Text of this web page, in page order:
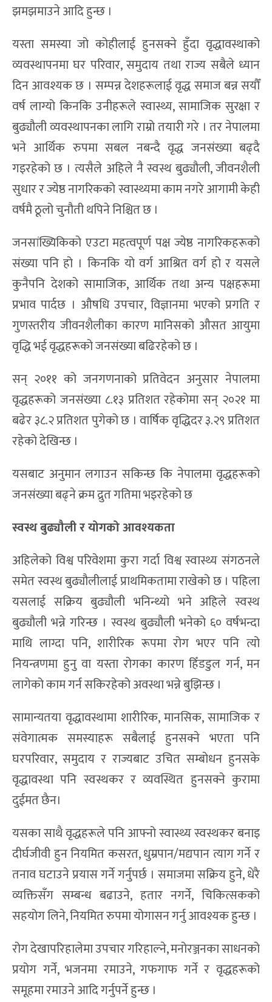
झमझमाउने आदि हुन्छ ।
यस्ता समस्या जो कोहीलाई हुनसक्ने हुँदा वृद्धावस्थाको
व्यवस्थापनमा घर परिवार, समुदाय तथा राज्य सबैले ध्यान
दिन आवश्यक छ । सम्पन्न देशहरूलाई वृद्ध समाज बन्न सयौँ
वर्ष लाग्यो किनकि उनीहरूले स्वास्थ्य, सामाजिक सुरक्षा र
बुढ्यौली व्यवस्थापनका लागि राम्रो तयारी गरे । तर नेपालमा
भने आर्थिक रुपमा सबल नबन्दै वृद्ध जनसंख्या बढ्दै
गइरहेको छ । त्यसैले अहिले नै स्वस्थ बुढ्यौली, जीवनशैली
सुधार र ज्येष्ठ नागरिकको स्वास्थ्यमा काम नगरे आगामी केही
वर्षमै ठूलो चुनौती थपिने निश्चित छ ।
जनसांख्यिकिको एउटा महत्वपूर्ण पक्ष ज्येष्ठ नागरिकहरूको
संख्या पनि हो । किनकि यो वर्ग आश्रित वर्ग हो र यसले
कुनैपनि देशको सामाजिक, आर्थिक तथा अन्य पक्षहरूमा
प्रभाव पार्दछ । औषधि उपचार, विज्ञानमा भएको प्रगति र
गुणस्तरीय जीवनशैलीका कारण मानिसको औसत आयुमा
वृद्धि भई वृद्धहरूको जनसंख्या बढिरहेको छ ।
सन् २०११ को जनगणनाको प्रतिवेदन अनुसार नेपालमा
वृद्धहरूको जनसंख्या ८.१३ प्रतिशत रहेकोमा सन् २०२१ मा
बढेर ३८.२ प्रतिशत पुगेको छ । वार्षिक वृद्धिदर ३.२९ प्रतिशत
रहेको देखिन्छ ।
यसबाट अनुमान लगाउन सकिन्छ कि नेपालमा वृद्धहरूको
जनसंख्या बढ्ने क्रम द्रुत गतिमा भइरहेको छ
स्वस्थ बुढ्यौली र योगको आवश्यकता
अहिलेको विश्व परिवेशमा कुरा गर्दा विश्व स्वास्थ्य संगठनले
समेत स्वस्थ बुढ्यौलीलाई प्राथमिकतामा राखेको छ । पहिला
यसलाई सक्रिय बुढ्यौली भनिन्थ्यो भने अहिले स्वस्थ
बुढ्यौली भन्ने गरिन्छ । स्वस्थ बुढ्यौली भनेको ६० वर्षभन्दा
माथि लाग्दा पनि, शारीरिक रूपमा रोग भएर पनि त्यो
नियन्त्रणमा हुनु वा यस्ता रोगका कारण हिँडडुल गर्न, मन
लागेको काम गर्न सकिरहेको अवस्था भन्ने बुझिन्छ ।
सामान्यतया वृद्धावस्थामा शारीरिक, मानसिक, सामाजिक र
संवेगात्मक समस्याहरू सबैलाई हुनसक्ने भएता पनि
घरपरिवार, समुदाय र राज्यबाट उचित सम्बोधन हुनसके
वृद्धावस्था पनि स्वस्थकर र व्यवस्थित हुनसक्ने कुरामा
दुईमत छैन।
यसका साथै वृद्धहरूले पनि आफ्नो स्वास्थ्य स्वस्थकर बनाइ
दीर्घजीवी हुन नियमित कसरत, धुम्रपान/मद्यपान त्याग गर्ने र
तनाव घटाउने प्रयास गर्ने गर्नुपर्छ । समाजमा सक्रिय हुने, धेरै
व्यक्तिसँग सम्बन्ध बढाउने, हतार नगर्ने, चिकित्सकको
सहयोग लिने, नियमित रुपमा योगासन गर्नु आवश्यक हुन्छ ।
रोग देखापरिहालेमा उपचार गरिहाल्ने, मनोरञ्जनका साधनको
प्रयोग गर्ने, भजनमा रमाउने, गफगाफ गर्ने र वृद्धहरूको
समूहमा रमाउने आदि गर्नुपर्ने हुन्छ ।